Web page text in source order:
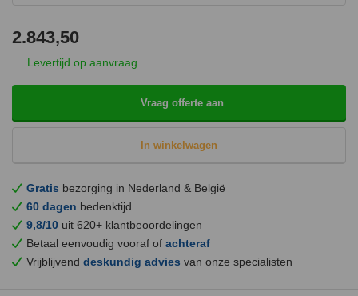
2.843,50
Levertijd op aanvraag
Vraag offerte aan
In winkelwagen
Gratis bezorging in Nederland & België
60 dagen bedenktijd
9,8/10 uit 620+ klantbeoordelingen
Betaal eenvoudig vooraf of achteraf
Vrijblijvend deskundig advies van onze specialisten